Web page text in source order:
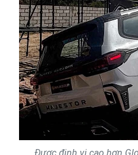
Được định vị cao hơn